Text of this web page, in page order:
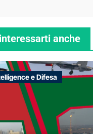
anche
e Difesa